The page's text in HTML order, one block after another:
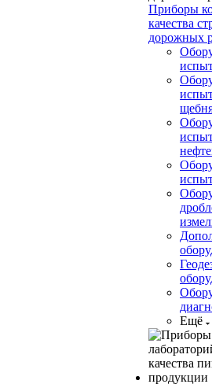
Приборы
качества
дорожных
Ещё